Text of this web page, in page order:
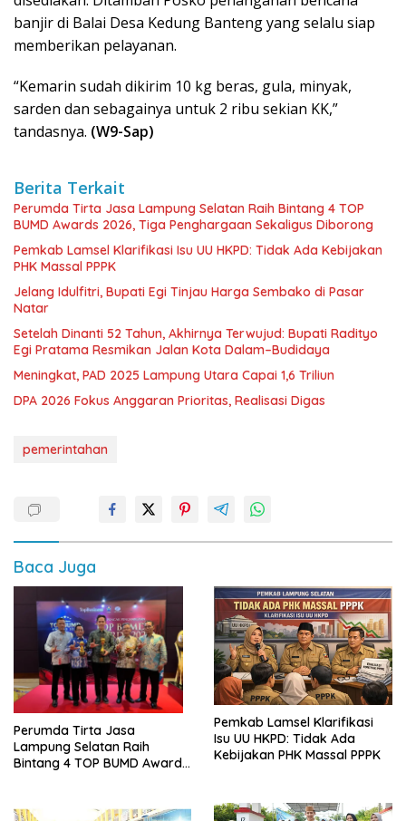
banjir di Balai Desa Kedung Banteng yang selalu siap
memberikan pelayanan.
“Kemarin sudah dikirim 10 kg beras, gula, minyak,
sarden dan sebagainya untuk 2 ribu sekian KK,”
tandasnya. (W9-Sap)
Berita Terkait
Perumda Tirta Jasa Lampung Selatan Raih Bintang 4 TOP
BUMD Awards 2026, Tiga Penghargaan Sekaligus Diborong
Pemkab Lamsel Klarifikasi Isu UU HKPD: Tidak Ada Kebijakan
PHK Massal PPPK
Jelang Idulfitri, Bupati Egi Tinjau Harga Sembako di Pasar
Natar
Setelah Dinanti 52 Tahun, Akhirnya Terwujud: Bupati Radityo
Egi Pratama Resmikan Jalan Kota Dalam–Budidaya
Meningkat, PAD 2025 Lampung Utara Capai 1,6 Triliun
DPA 2026 Fokus Anggaran Prioritas, Realisasi Digas
pemerintahan
Baca Juga
Perumda Tirta Jasa
Lampung Selatan Raih
Bintang 4 TOP BUMD Awards
Pemkab Lamsel Klarifikasi
Isu UU HKPD: Tidak Ada
Kebijakan PHK Massal PPPK